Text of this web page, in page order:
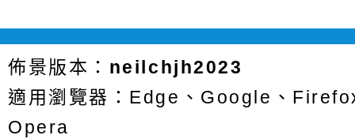
佈景版本： neilchjh2023
適用瀏覽器：Edge、Google、
Opera